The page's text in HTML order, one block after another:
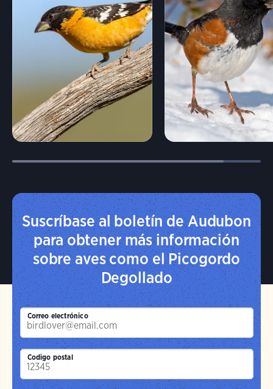
Suscríbase al boletín de Audubon
para obtener más información
sobre aves como el Picogordo
Degollado
Correo electrónico
Codigo postal